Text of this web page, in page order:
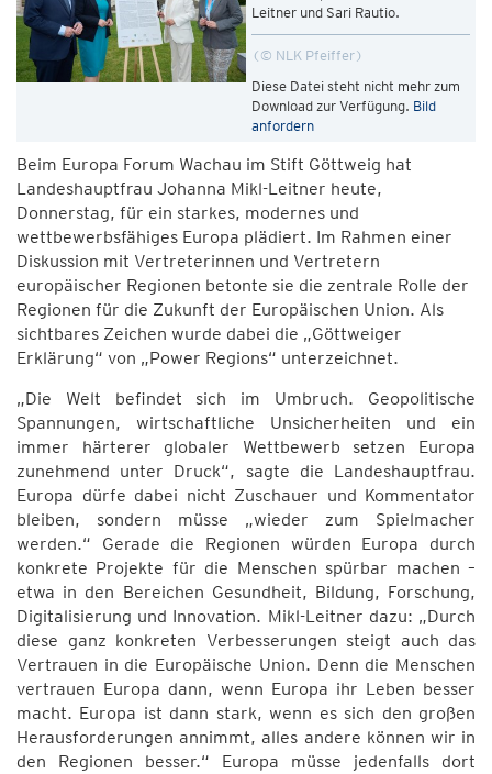
Leitner und Sari Rautio.
© NLK Pfeiffer
Diese Datei steht nicht mehr zum
Download zur Verfügung. Bild
anfordern
Beim Europa Forum Wachau im Stift Göttweig hat
Landeshauptfrau Johanna Mikl-Leitner heute,
Donnerstag, für ein starkes, modernes und
wettbewerbsfähiges Europa plädiert. Im Rahmen einer
Diskussion mit Vertreterinnen und Vertretern
europäischer Regionen betonte sie die zentrale Rolle der
Regionen für die Zukunft der Europäischen Union. Als
sichtbares Zeichen wurde dabei die „Göttweiger
Erklärung“ von „Power Regions“ unterzeichnet.
„Die Welt befindet sich im Umbruch. Geopolitische
Spannungen, wirtschaftliche Unsicherheiten und ein
immer härterer globaler Wettbewerb setzen Europa
zunehmend unter Druck“, sagte die Landeshauptfrau.
Europa dürfe dabei nicht Zuschauer und Kommentator
bleiben, sondern müsse „wieder zum Spielmacher
werden.“ Gerade die Regionen würden Europa durch
konkrete Projekte für die Menschen spürbar machen –
etwa in den Bereichen Gesundheit, Bildung, Forschung,
Digitalisierung und Innovation. Mikl-Leitner dazu: „Durch
diese ganz konkreten Verbesserungen steigt auch das
Vertrauen in die Europäische Union. Denn die Menschen
vertrauen Europa dann, wenn Europa ihr Leben besser
macht. Europa ist dann stark, wenn es sich den großen
Herausforderungen annimmt, alles andere können wir in
den Regionen besser.“ Europa müsse jedenfalls dort